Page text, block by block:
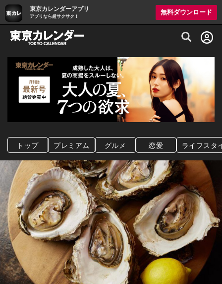
東京カレンダーアプリ
アプリなら超サクサク！
無料ダウンロード
グルメ情報・プレミアムレストラン予約
トップ プレミアム グルメ 恋愛 ライフスタ